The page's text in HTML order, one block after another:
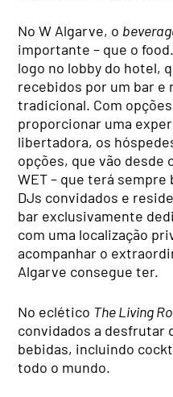
No W Algarve, o
importante – que o
logo no lobby do hotel,
recebidos por um bar e
tradicional. Com
proporcionar uma
libertadora, os
opções, que vão desde
WET – que terá
DJs convidados e
bar exclusivamente
com uma localização
acompanhar o
Algarve consegue ter.
No eclético The Living
convidados a desfrutar
bebidas, incluindo
todo o mundo.